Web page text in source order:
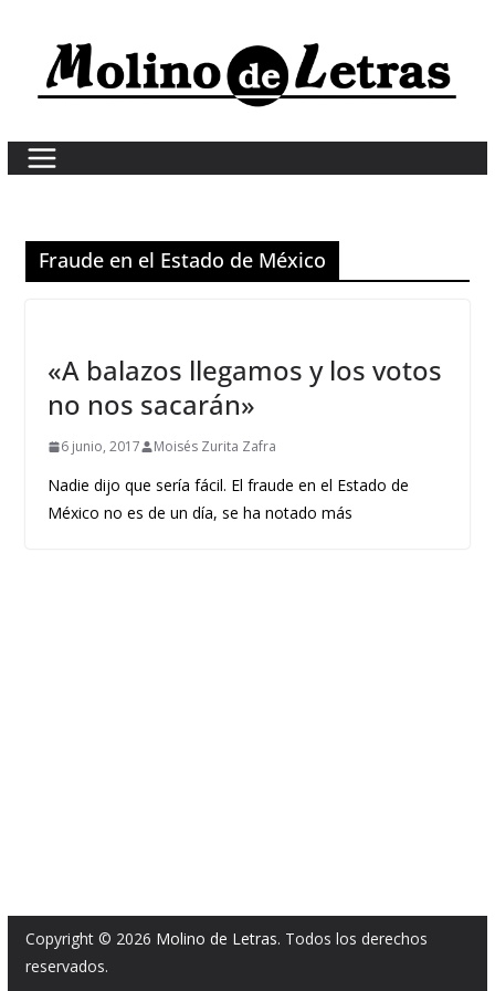
content
Fraude en el Estado de México
«A balazos llegamos y los votos
no nos sacarán»
6 junio, 2017 Moisés Zurita Zafra
Nadie dijo que sería fácil. El fraude en el Estado de
México no es de un día, se ha notado más
Copyright © 2026 Molino de Letras. Todos los derechos
reservados.